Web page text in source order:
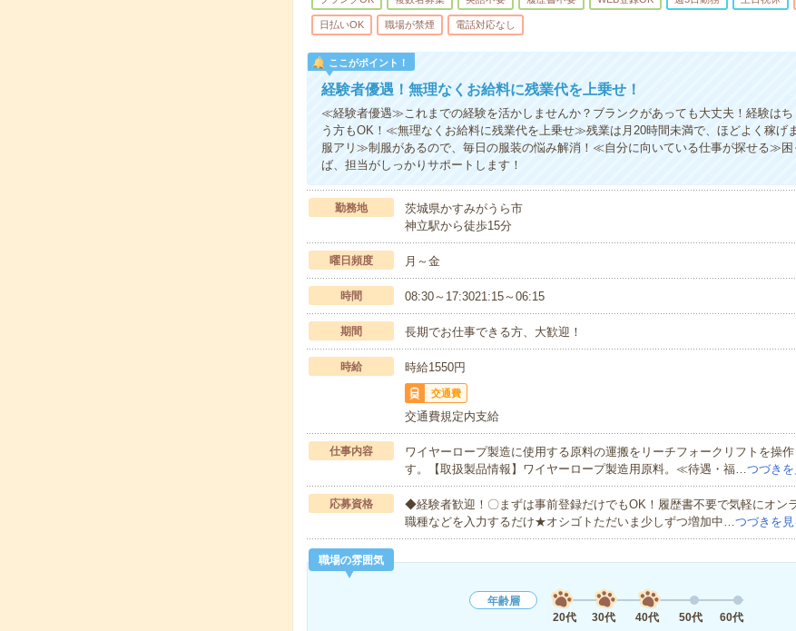
日払いOK 職場が禁煙 電話対応なし
ここがポイント！
経験者優遇！無理なくお給料に残業代を上乗せ！
≪経験者優遇≫これまでの経験を活かしませんか？ブランクがあっても大丈夫！経験は
う方もOK！≪無理なくお給料に残業代を上乗せ≫残業は月20時間未満で、ほどよく稼げ
服アリ≫制服があるので、毎日の服装の悩み解消！≪自分に向いている仕事が探せる≫困
ば、担当がしっかりサポートします！
勤務地
茨城県かすみがうら市
神立駅から徒歩15分
曜日頻度 月～金
時間 08:30～17:3021:15～06:15
期間 長期でお仕事できる方、大歓迎！
時給 時給1550円
交通費
交通費規定内支給
仕事内容
ワイヤーロープ製造に使用する原料の運搬をリーチフォークリフトを操
す。【取扱製品情報】ワイヤーロープ製造用原料。≪待遇・福…つづきを
応募資格
◆経験者歓迎！〇まずは事前登録だけでもOK！履歴書不要で気軽にオン
職種などを入力するだけ★オシゴトただいま少しずつ増加中…つづきを見
職場の雰囲気
年齢層
20代
30代 40代 50代 60代